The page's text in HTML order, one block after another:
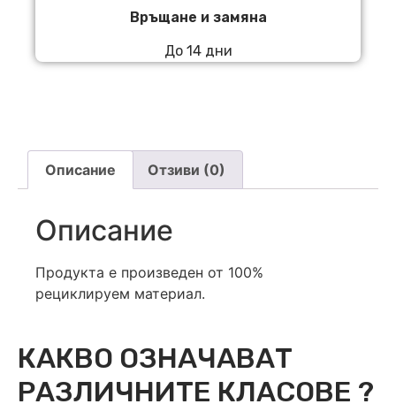
Връщане и замяна
До 14 дни
Описание Отзиви (0)
Описание
Продукта е произведен от 100%
рециклируем материал.
КАКВО ОЗНАЧАВАТ
РАЗЛИЧНИТЕ КЛАСОВЕ ?